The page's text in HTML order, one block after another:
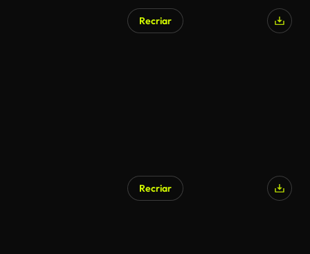
Recriar
Recriar